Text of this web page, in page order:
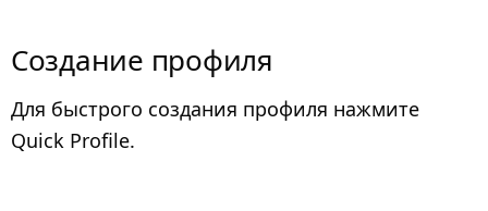
Создание профиля
Для быстрого создания профиля нажмите
Quick Profile.